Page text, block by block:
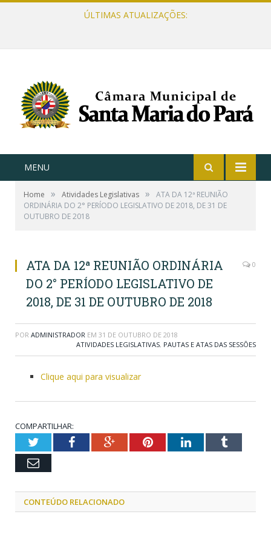
ÚLTIMAS ATUALIZAÇÕES:
MENU
Home » Atividades Legislativas »
ATA DA 12ª REUNIÃO
ORDINÁRIA DO 2° PERÍODO LEGISLATIVO DE 2018, DE 31 DE
OUTUBRO DE 2018
ATA DA 12ª REUNIÃO ORDINÁRIA
DO 2° PERÍODO LEGISLATIVO DE
2018, DE 31 DE OUTUBRO DE 2018
0
POR ADMINISTRADOR EM 31 DE OUTUBRO DE 2018
ATIVIDADES LEGISLATIVAS, PAUTAS E ATAS DAS SESSÕES
Clique aqui para visualizar
COMPARTILHAR:
TwitterFacebookGoogle+PinterestLinkedInTumblr
Email
CONTEÚDO RELACIONADO